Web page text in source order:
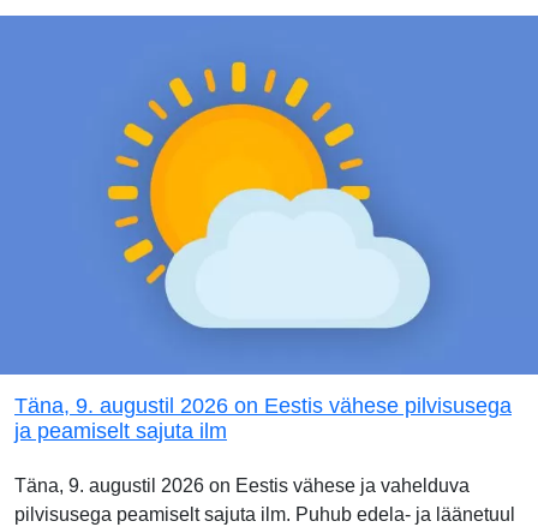
Täna, 9. augustil 2026 on Eestis vähese pilvisusega
ja peamiselt sajuta ilm
Täna, 9. augustil 2026 on Eestis vähese ja vahelduva
pilvisusega peamiselt sajuta ilm. Puhub edela- ja läänetuul